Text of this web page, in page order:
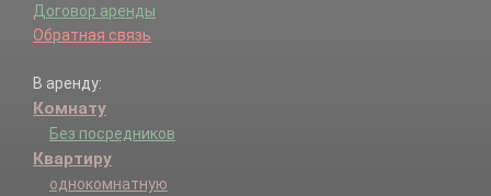
Договор аренды
Обратная связь
В аренду:
Комнату
Без посредников
Квартиру
однокомнатную